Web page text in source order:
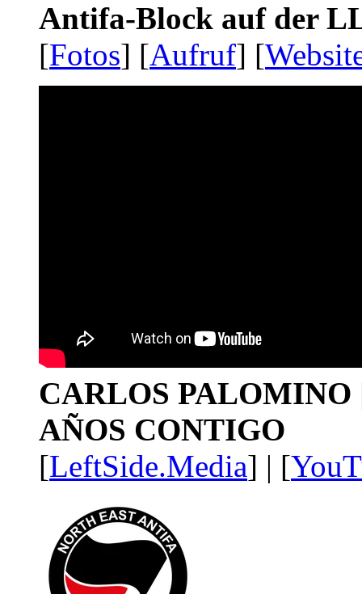
Antifa-Block auf der
[Fotos] [Aufruf] [
CARLOS PALOMINO
AÑOS CONTIGO
[LeftSide.Media] | [